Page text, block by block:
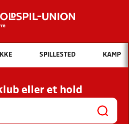
Hvad vil du søge efter?
INDHOLD OG NYHEDER
KLUBBER OG
HOLD
SPILLESTED KAMP
eller et hold